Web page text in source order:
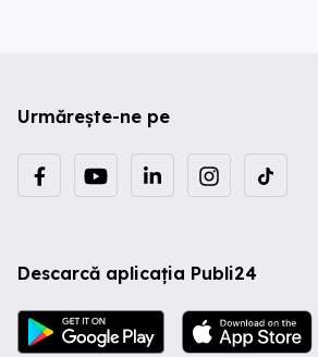
Urmărește-ne pe
Descarcă aplicația Publi24